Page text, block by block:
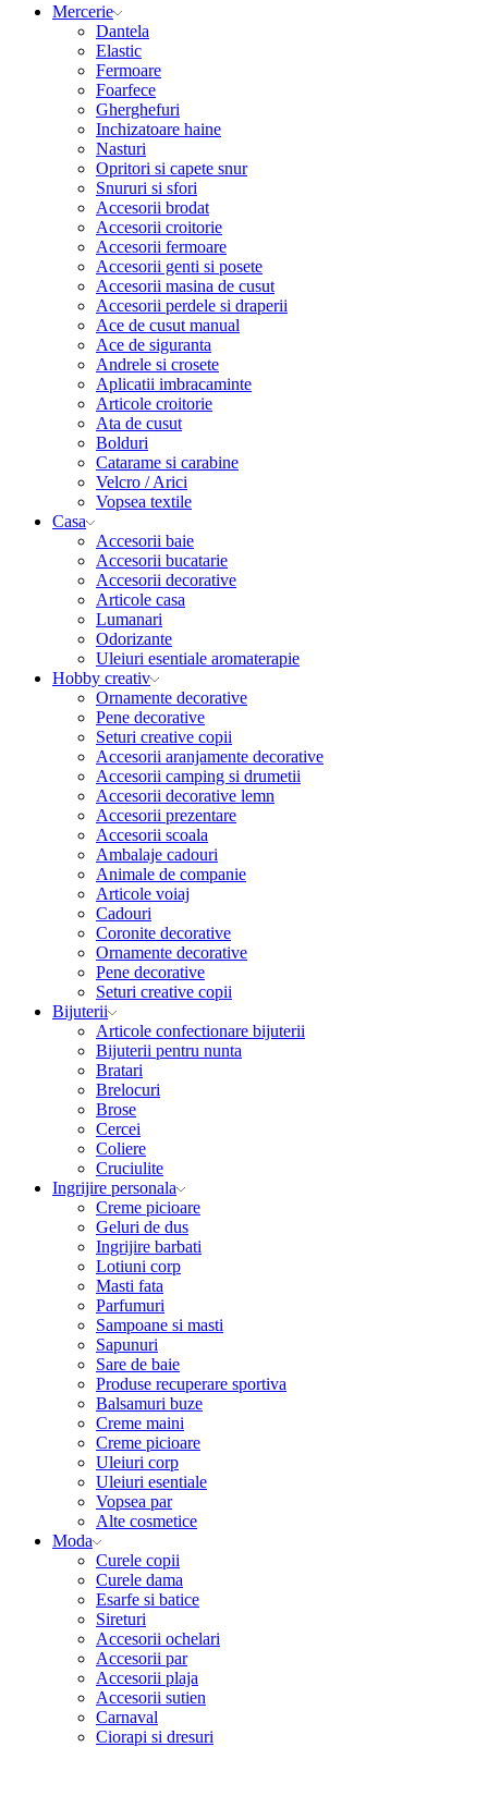
Mercerie
Dantela
Elastic
Fermoare
Foarfece
Gherghefuri
Inchizatoare haine
Nasturi
Opritori si capete snur
Snururi si sfori
Accesorii brodat
Accesorii croitorie
Accesorii fermoare
Accesorii genti si posete
Accesorii masina de cusut
Accesorii perdele si draperii
Ace de cusut manual
Ace de siguranta
Andrele si crosete
Aplicatii imbracaminte
Articole croitorie
Ata de cusut
Bolduri
Catarame si carabine
Velcro / Arici
Vopsea textile
Casa
Accesorii baie
Accesorii bucatarie
Accesorii decorative
Articole casa
Lumanari
Odorizante
Uleiuri esentiale aromaterapie
Hobby creativ
Ornamente decorative
Pene decorative
Seturi creative copii
Accesorii aranjamente decorative
Accesorii camping si drumetii
Accesorii decorative lemn
Accesorii prezentare
Accesorii scoala
Ambalaje cadouri
Animale de companie
Articole voiaj
Cadouri
Coronite decorative
Ornamente decorative
Pene decorative
Seturi creative copii
Bijuterii
Articole confectionare bijuterii
Bijuterii pentru nunta
Bratari
Brelocuri
Brose
Cercei
Coliere
Cruciulite
Ingrijire personala
Creme picioare
Geluri de dus
Ingrijire barbati
Lotiuni corp
Masti fata
Parfumuri
Sampoane si masti
Sapunuri
Sare de baie
Produse recuperare sportiva
Balsamuri buze
Creme maini
Creme picioare
Uleiuri corp
Uleiuri esentiale
Vopsea par
Alte cosmetice
Moda
Curele copii
Curele dama
Esarfe si batice
Sireturi
Accesorii ochelari
Accesorii par
Accesorii plaja
Accesorii sutien
Carnaval
Ciorapi si dresuri